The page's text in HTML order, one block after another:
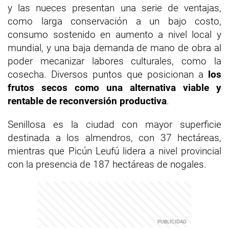
y las nueces presentan una serie de ventajas,
como larga conservación a un bajo costo,
consumo sostenido en aumento a nivel local y
mundial, y una baja demanda de mano de obra al
poder mecanizar labores culturales, como la
cosecha. Diversos puntos que posicionan a los
frutos secos como una alternativa viable y
rentable de reconversión productiva.
Senillosa es la ciudad con mayor superficie
destinada a los almendros, con 37 hectáreas,
mientras que Picún Leufú lidera a nivel provincial
con la presencia de 187 hectáreas de nogales.